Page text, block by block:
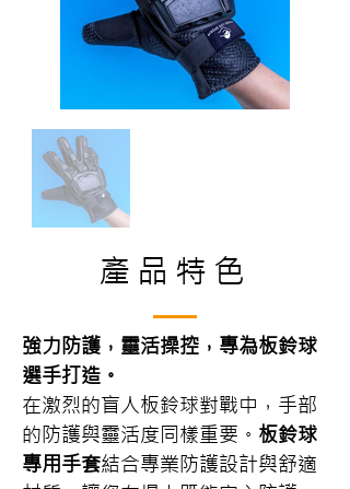
產品特色
強力防護，靈活操控，專為板鈴球
選手打造。
在激烈的盲人板鈴球對戰中，手部
的防護與靈活度同樣重要。 板鈴球
專用手套結合專業防護設計與舒適